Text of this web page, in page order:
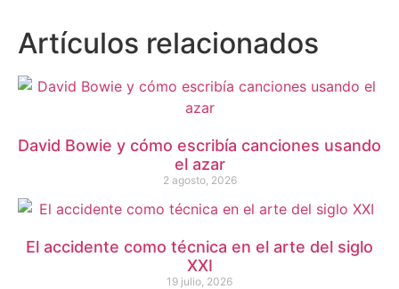
Artículos relacionados
David Bowie y cómo escribía canciones usando
el azar
2 agosto, 2026
El accidente como técnica en el arte del siglo
XXI
19 julio, 2026